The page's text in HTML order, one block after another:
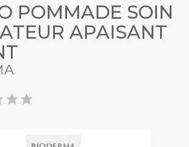
POMMADE SOIN
APAISANT
starstar